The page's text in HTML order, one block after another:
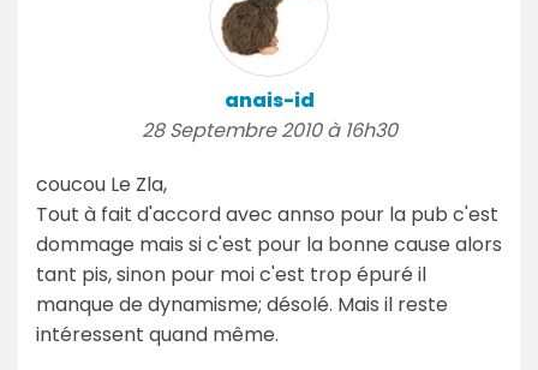
anais-id
28 Septembre 2010 à 16h30
coucou Le Zla,
Tout à fait d'accord avec annso pour la pub c'est
dommage mais si c'est pour la bonne cause alors
tant pis, sinon pour moi c'est trop épuré il
manque de dynamisme; désolé. Mais il reste
intéressent quand même.